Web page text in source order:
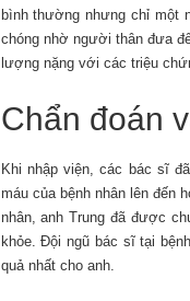
bình thường nhưng chỉ một
chóng nhờ người thân đưa
lượng nặng với các triệu
Chẩn đoán
Khi nhập viện, các bác sĩ
máu của bệnh nhân lên đến
nhân, anh Trung đã được
khỏe. Đội ngũ bác sĩ tại
quả nhất cho anh.